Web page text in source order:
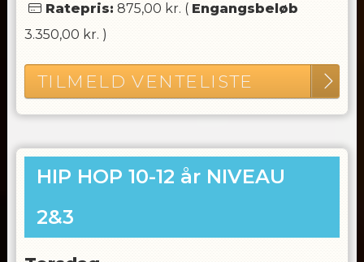
Ratepris: 875,00 kr. ( Engangsbeløb
3.350,00 kr. )
TILMELD VENTELISTE
HIP HOP 10-12 år NIVEAU
2&3